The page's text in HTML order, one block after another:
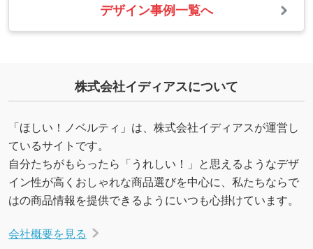
デザイン事例一覧へ
株式会社イディアスについて
「ほしい！ノベルティ」は、株式会社イディアスが運営し
ているサイトです。
自分たちがもらったら「うれしい！」と思えるようなデザ
イン性が高くおしゃれな商品選びを中心に、私たちならで
はの商品情報を提供できるようにいつも心掛けています。
会社概要を見る